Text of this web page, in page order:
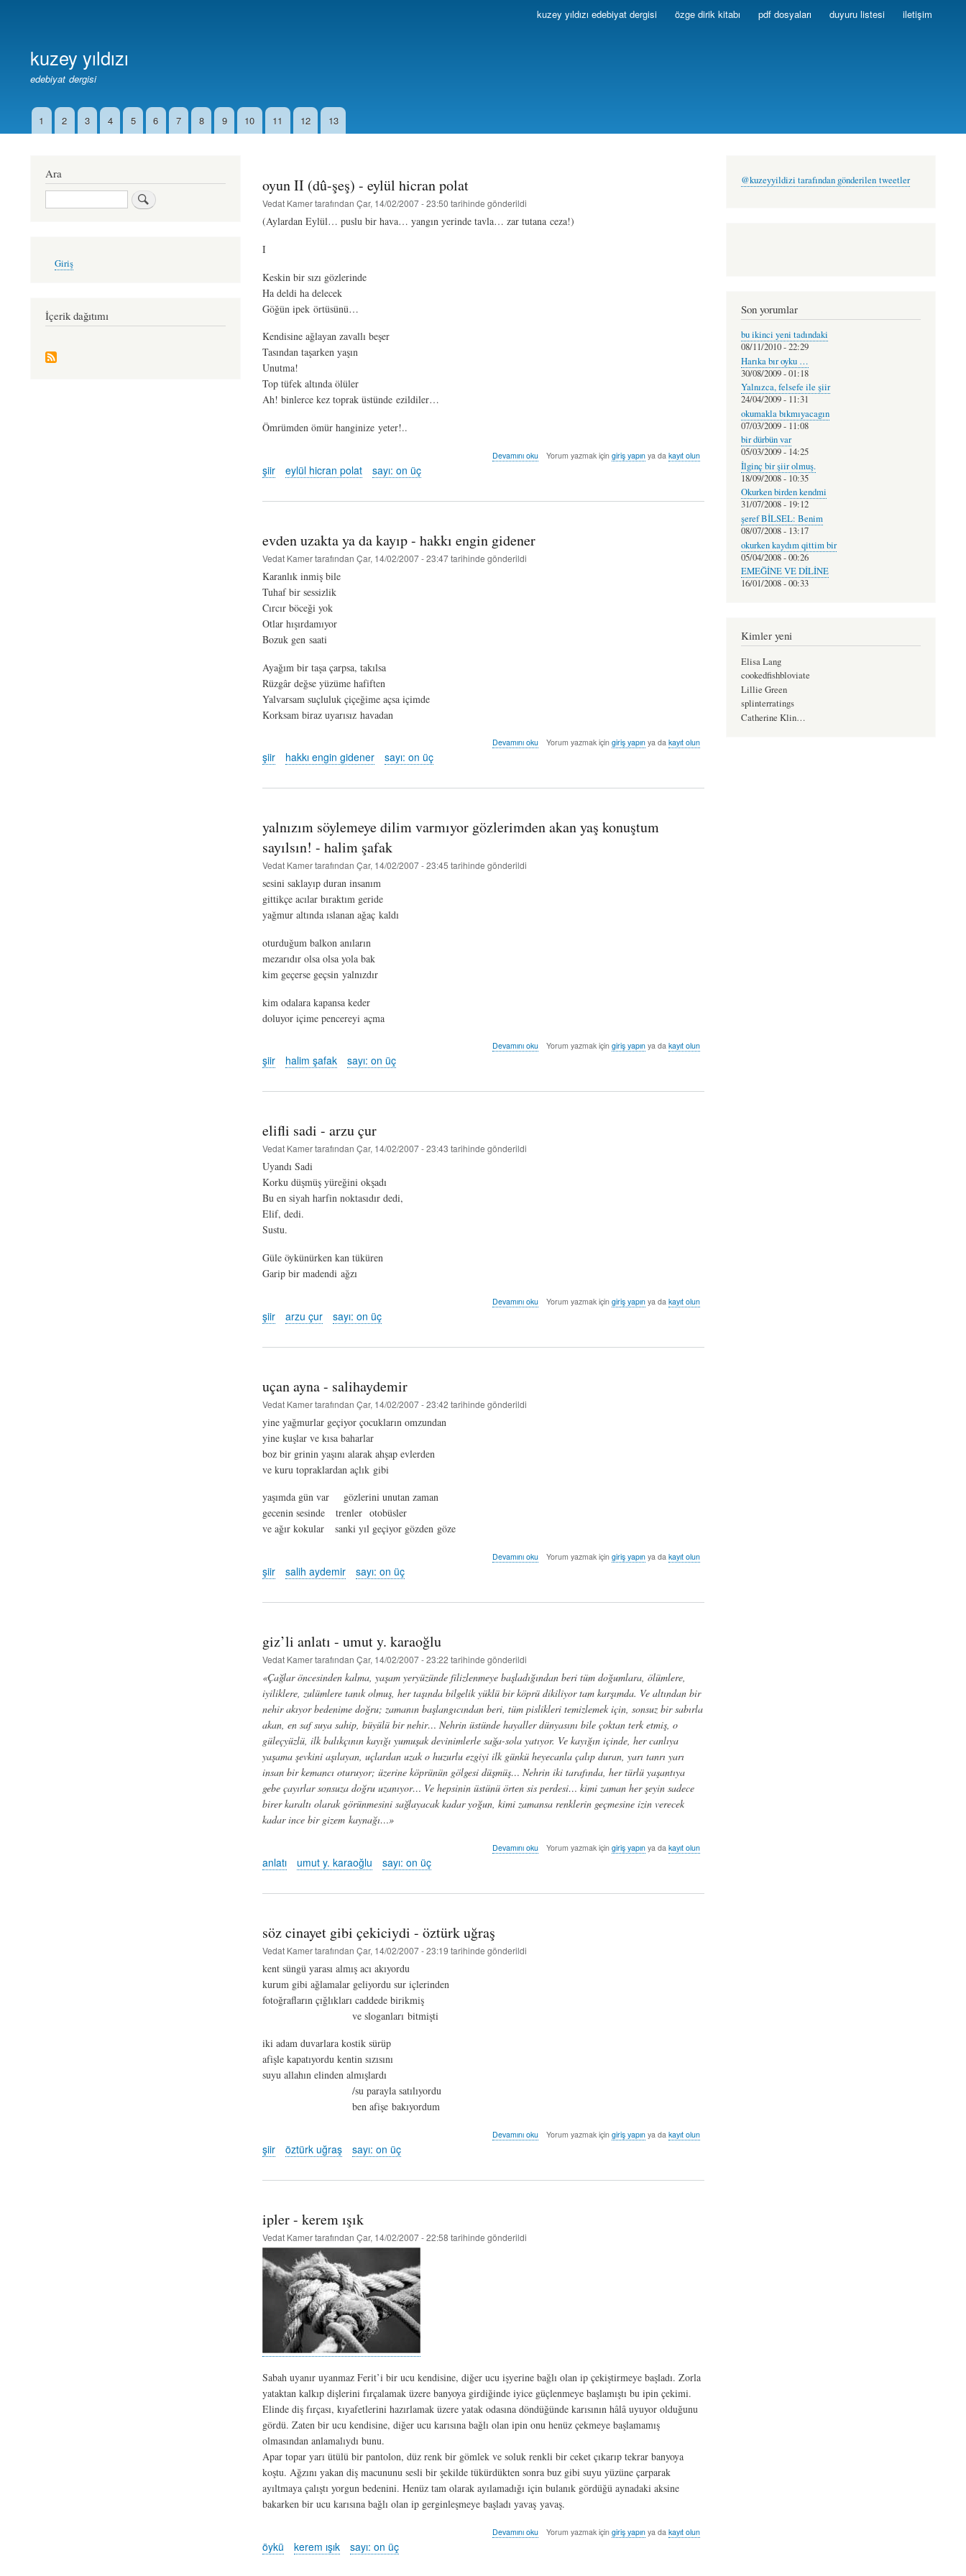
kuzey yıldızı edebiyat dergisi özge dirik kitabı pdf dosyaları duyuru listesi iletişim
kuzey yıldızı
edebiyat dergisi
İkincil1 2 3 4 5 6 7 8 9 10 11 12 13
oyun II (dû-şeş) - eylül hicran polat
Vedat Kamertarafından Çar, 14/02/2007 - 23:50 tarihinde gönderildi
(Aylardan Eylül… puslu bir hava… yangın yerinde tavla… zar tutana ceza!)
I
Keskin bir sızı gözlerinde
Ha deldi ha delecek
Göğün ipek örtüsünü…
Kendisine ağlayan zavallı beşer
Tasından taşarken yaşın
Unutma!
Top tüfek altında ölüler
Ah! binlerce kez toprak üstünde ezildiler…
Ömrümden ömür hanginize yeter!..
oyun
-
polat
hakkında
Devamını oku Yorum yazmak içingiriş yapın ya dakayıt olun
şiir eylül hicran polat sayı: on üç
evden uzakta ya da kayıp - hakkı engin gidener
Vedat Kamertarafından Çar, 14/02/2007 - 23:47tarihinde gönderildi
Karanlık inmiş bile
Tuhaf bir sessizlik
Cırcır böceği yok
Otlar hışırdamıyor
Bozuk gen saati
Ayağım bir taşa çarpsa, takılsa
Rüzgâr değse yüzüme hafiften
Yalvarsam suçluluk çiçeğime açsa içimde
Korksam biraz uyarısız havadan
evden
kayıp
engin
Devamını oku Yorum yazmak içingiriş yapın ya dakayıt olun
şiir hakkı engin gidener sayı: on üç
yalnızım söylemeye dilim varmıyor gözlerimden akan yaş konuştum
sayılsın! - halim şafak
Vedat Kamertarafından Çar, 14/02/2007 - 23:45 tarihinde gönderildi
sesini saklayıp duran insanım
gittikçe acılar bıraktım geride
yağmur altında ıslanan ağaç kaldı
oturduğum balkon anıların
mezarıdır olsa olsa yola bak
kim geçerse geçsin yalnızdır
kim odalara kapansa keder
doluyor içime pencereyi açma
yalnızım
gözlerimden
-
Devamını oku Yorum yazmak içingiriş yapın ya dakayıt olun
şiir halim şafak sayı: on üç
elifli sadi - arzu çur
Vedat Kamertarafından Çar, 14/02/2007 - 23:43 tarihinde gönderildi
Uyandı Sadi
Korku düşmüş yüreğini okşadı
Bu en siyah harfin noktasıdır dedi,
Elif, dedi.
Sustu.
Güle öykünürken kan tüküren
Garip bir madendi ağzı
elifli
çur
Devamını oku Yorum yazmak içingiriş yapın ya dakayıt olun
şiir arzu çur sayı: on üç
uçan ayna - salihaydemir
Vedat Kamertarafından Çar, 14/02/2007 - 23:42 tarihinde gönderildi
yine yağmurlar geçiyor çocukların omzundan
yine kuşlar ve kısa baharlar
boz bir grinin yaşını alarak ahşap evlerden
ve kuru topraklardan açlık gibi
yaşımda gün var gözlerini unutan zaman
gecenin sesinde trenler otobüsler
ve ağır kokular sanki yıl geçiyor gözden göze
uçan
hakkında
Devamını oku Yorum yazmak içingiriş yapın ya dakayıt olun
şiir salih aydemir sayı: on üç
giz’li anlatı - umut y. karaoğlu
Vedat Kamertarafından Çar, 14/02/2007 - 23:22 tarihinde gönderildi
«Çağlar öncesinden kalma, yaşam yeryüzünde filizlenmeye başladığından beri tüm doğumlara, ölümlere,
iyiliklere, zulümlere tanık olmuş, her taşında bilgelik yüklü bir köprü dikiliyor tam karşımda. Ve altından bir
nehir akıyor bedenime doğru; zamanın başlangıcından beri, tüm pislikleri temizlemek için, sonsuz bir sabırla
akan, en saf suya sahip, büyülü bir nehir… Nehrin üstünde hayaller dünyasını bile çoktan terk etmiş, o
güleçyüzlü, ilk balıkçının kayığı yumuşak devinimlerle sağa-sola yatıyor. Ve kayığın içinde, her canlıya
yaşama şevkini aşılayan, uçlardan uzak o huzurlu ezgiyi ilk günkü heyecanla çalıp duran, yarı tanrı yarı
insan bir kemancı oturuyor; üzerine köprünün gölgesi düşmüş… Nehrin iki tarafında, her türlü yaşantıya
gebe çayırlar sonsuza doğru uzanıyor… Ve hepsinin üstünü örten sis perdesi… kimi zaman her şeyin sadece
birer karaltı olarak görünmesini sağlayacak kadar yoğun, kimi zamansa renklerin geçmesine izin verecek
kadar ince bir gizem kaynağı…»
giz’li
y.
Devamını oku Yorum yazmak içingiriş yapın ya dakayıt olun
anlatı umut y. karaoğlu sayı: on üç
söz cinayet gibi çekiciydi - öztürk uğraş
Vedat Kamertarafından Çar, 14/02/2007 - 23:19 tarihinde gönderildi
kent süngü yarası almış acı akıyordu
kurum gibi ağlamalar geliyordu sur içlerinden
fotoğrafların çığlıkları caddede birikmiş
ve sloganları bitmişti
iki adam duvarlara kostik sürüp
afişle kapatıyordu kentin sızısını
suyu allahın elinden almışlardı
/su parayla satılıyordu
ben afişe bakıyordum
söz
-
Devamını oku Yorum yazmak içingiriş yapın ya dakayıt olun
şiir öztürk uğraş sayı: on üç
ipler - kerem ışık
Vedat Kamertarafından Çar, 14/02/2007 - 22:58 tarihinde gönderildi
Sabah uyanır uyanmaz Ferit’i bir ucu kendisine, diğer ucu işyerine bağlı olan ip çekiştirmeye başladı. Zorla
yataktan kalkıp dişlerini fırçalamak üzere banyoya girdiğinde iyice güçlenmeye başlamıştı bu ipin çekimi.
Elinde diş fırçası, kıyafetlerini hazırlamak üzere yatak odasına döndüğünde karısının hâlâ uyuyor olduğunu
gördü. Zaten bir ucu kendisine, diğer ucu karısına bağlı olan ipin onu henüz çekmeye başlamamış
olmasından anlamalıydı bunu.
Apar topar yarı ütülü bir pantolon, düz renk bir gömlek ve soluk renkli bir ceket çıkarıp tekrar banyoya
koştu. Ağzını yakan diş macununu sesli bir şekilde tükürdükten sonra buz gibi suyu yüzüne çarparak
ayıltmaya çalıştı yorgun bedenini. Henüz tam olarak ayılamadığı için bulanık gördüğü aynadaki aksine
bakarken bir ucu karısına bağlı olan ip gerginleşmeye başladı yavaş yavaş.
ipler
Devamını oku Yorum yazmak içingiriş yapın ya dakayıt olun
öykü kerem ışık sayı: on üç
Ara
Ara
account
Giriş
İçerik dağıtımı
@kuzeyyildizi tarafından gönderilen tweetler
Son yorumlar
bu ikinci yeni tadındaki
08/11/2010 - 22:29
Harıka bır oyku …
30/08/2009 - 01:18
Yalnızca, felsefe ile şiir
24/04/2009 - 11:31
okumakla bıkmıyacagın
07/03/2009 - 11:08
bir dürbün var
05/03/2009 - 14:25
İlginç bir şiir olmuş.
18/09/2008 - 10:35
Okurken birden kendmi
31/07/2008 - 19:12
şeref BİLSEL: Benim
08/07/2008 - 13:17
okurken kaydım qittim bir
05/04/2008 - 00:26
EMEĞİNE VE DİLİNE
16/01/2008 - 00:33
Kimler yeni
Elisa Lang
cookedfishbloviate
Lillie Green
splinterratings
Catherine Klin…